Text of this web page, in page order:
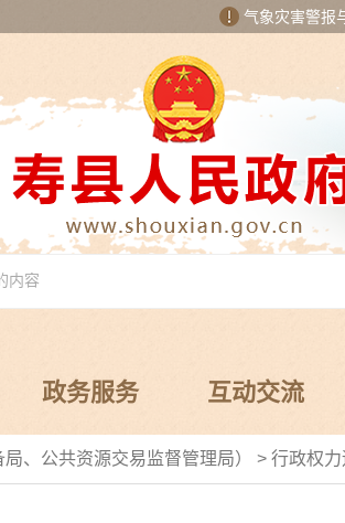
气象灾害警报
政务服务 互动交流
、公共资源交易监督管理局） > 行政权